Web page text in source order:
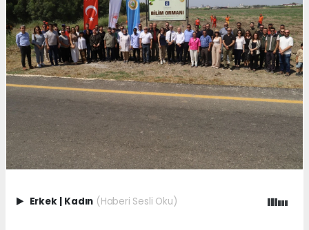
Erkek | Kadın (Haberi Sesli Oku)